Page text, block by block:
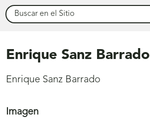
Buscar
Enrique Sanz Barrado
Enrique Sanz Barrado
Imagen